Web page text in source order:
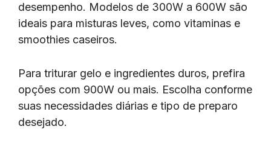
desempenho. Modelos de 300W a 600W são
ideais para misturas leves, como vitaminas e
smoothies caseiros.
Para triturar gelo e ingredientes duros, prefira
opções com 900W ou mais. Escolha conforme
suas necessidades diárias e tipo de preparo
desejado.